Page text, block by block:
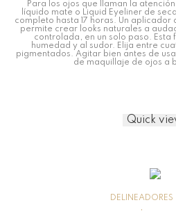
Para los ojos que llaman la
líquido mate o Liquid Eyeliner de
completo hasta 17 horas. Un
permite crear looks naturales a
controlada, en un solo paso. Esta
humedad y al sudor. Elija entre
pigmentados. Agitar bien antes de
de maquillaje de ojos a
Quick
DELINEADORES